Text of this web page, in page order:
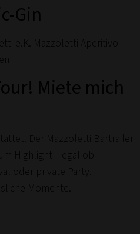
Gin
Miete mich
Der Mazzoletti Bartrailer
Highlight – egal ob
oder private Party.
Momente.